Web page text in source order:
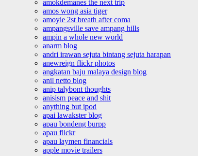
amokdemanes the next trip
amos wong asia tiger
amoyie 2st breath after coma
ampangsville save ampang hills
ampin a whole new world
anarm blog
andri irawan sejuta bintang sejuta harapan
anewreign flickr photos
angkatan baju malaya design blog
anil netto blog
anip talybont thoughts
anisism peace and shit
anything but ipod
apai lawakster blog
apau bondeng burpp
apau flickr
apau laymen financials
apple movie trailers